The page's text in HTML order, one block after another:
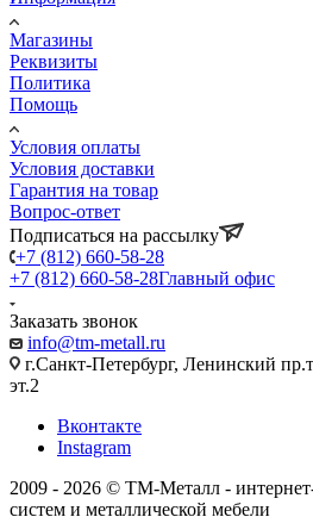
Магазины
Реквизиты
Политика
Помощь
Условия оплаты
Условия доставки
Гарантия на товар
Вопрос-ответ
Подписаться на рассылку
+7 (812) 660-58-28
+7 (812) 660-58-28Главный офис
Заказать звонок
info@tm-metall.ru
г.Санкт-Петербург, Ленинский
эт.2
Вконтакте
Instagram
2009 - 2026 © ТМ-Металл -
систем и металлической мебели